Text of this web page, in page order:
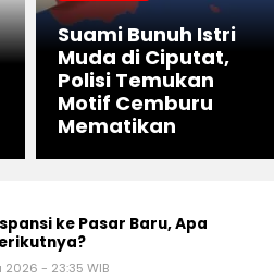
Suami Bunuh Istri
Muda di Ciputat,
Polisi Temukan
Motif Cemburu
Mematikan
ke Pasar Baru, Apa
2026 - 23:35 WIB